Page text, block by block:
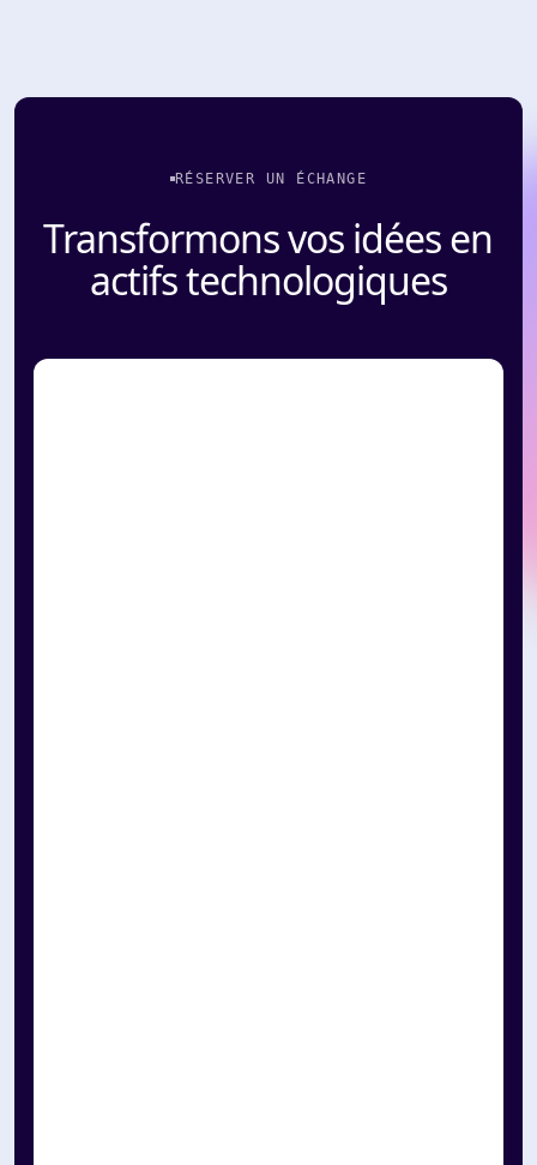
RÉSERVER UN ÉCHANGE
Transformons vos idées en
actifs technologiques